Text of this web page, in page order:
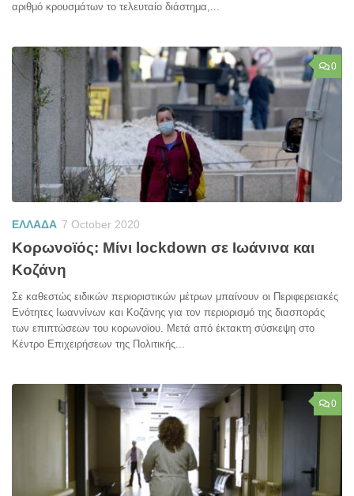
αριθμό κρουσμάτων το τελευταίο διάστημα,...
0
ΕΛΛΑΔΑ 7 October 2020
Κορωνοϊός: Μίνι lockdown σε Ιωάνινα και
Κοζάνη
Σε καθεστώς ειδικών περιοριστικών μέτρων μπαίνουν οι Περιφερειακές
Ενότητες Ιωαννίνων και Κοζάνης για τον περιορισμό της διασποράς
των επιπτώσεων του κορωνοϊου. Μετά από έκτακτη σύσκεψη στο
Κέντρο Επιχειρήσεων της Πολιτικής...
0